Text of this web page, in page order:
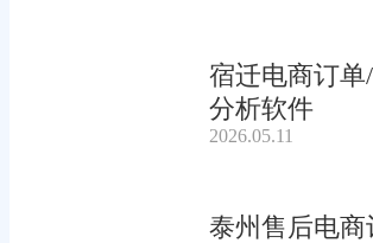
宿迁电商订
分析软件
2026.05.11
泰州售后电商